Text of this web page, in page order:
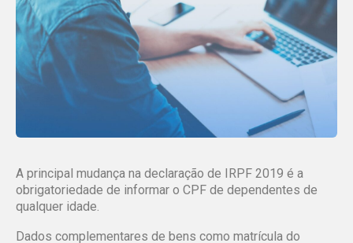
A principal mudança na declaração de IRPF 2019 é a
obrigatoriedade de informar o CPF de dependentes de
qualquer idade.
Dados complementares de bens como matrícula do